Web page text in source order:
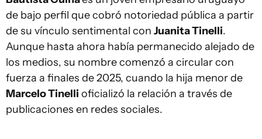
de bajo perfil que cobró notoriedad pública a partir
de su vínculo sentimental con Juanita Tinelli.
Aunque hasta ahora había permanecido alejado de
los medios, su nombre comenzó a circular con
fuerza a finales de 2025, cuando la hija menor de
Marcelo Tinelli oficializó la relación a través de
publicaciones en redes sociales.